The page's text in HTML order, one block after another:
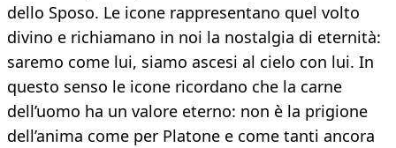
dello Sposo. Le icone rappresentano quel volto
divino e richiamano in noi la nostalgia di eternità:
saremo come lui, siamo ascesi al cielo con lui. In
questo senso le icone ricordano che la carne
dell’uomo ha un valore eterno: non è la prigione
dell’anima come per Platone e come tanti ancora